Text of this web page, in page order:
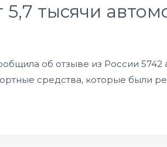
тысячи
об отзыве из России
средства, которые были